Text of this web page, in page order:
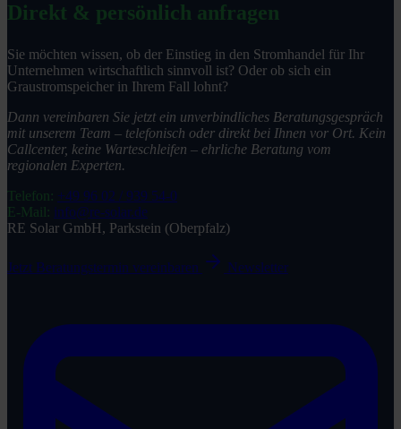
Direkt & persönlich anfragen
Sie möchten wissen, ob der Einstieg in den Stromhandel für Ihr
Unternehmen wirtschaftlich sinnvoll ist? Oder ob sich ein
Graustromspeicher in Ihrem Fall lohnt?
Dann vereinbaren Sie jetzt ein unverbindliches Beratungsgespräch
mit unserem Team – telefonisch oder direkt bei Ihnen vor Ort. Kein
Callcenter, keine Warteschleifen – ehrliche Beratung vom
regionalen Experten.
Telefon: +49 96 02 / 939 54-0
E-Mail: info@re-solar.de
RE Solar GmbH, Parkstein (Oberpfalz)
Jetzt Beratungstermin vereinbaren Newsletter